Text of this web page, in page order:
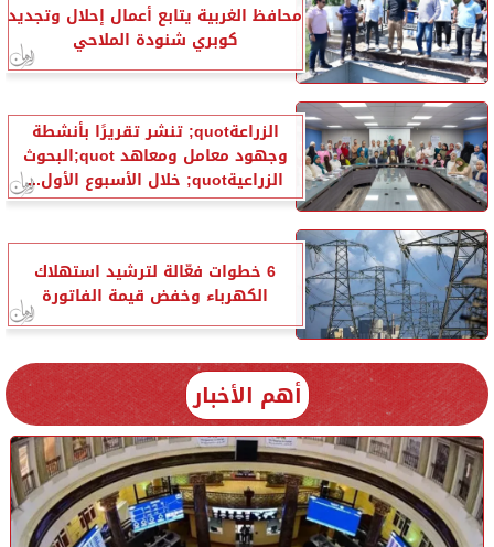
محافظ الغربية يتابع أعمال إحلال وتجديد
كوبري شنودة الملاحي
الزراعةquot; تنشر تقريرًا بأنشطة
وجهود معامل ومعاهد quot;البحوث
الزراعيةquot; خلال الأسبوع الأول...
6 خطوات فعّالة لترشيد استهلاك
الكهرباء وخفض قيمة الفاتورة
أهم الأخبار